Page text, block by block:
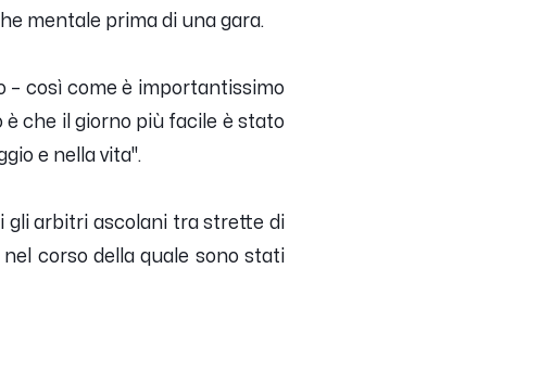
mentale prima di una gara.
– così come è importantissimo
che il giorno più facile è stato
e nella vita".
gli arbitri ascolani tra strette di
corso della quale sono stati